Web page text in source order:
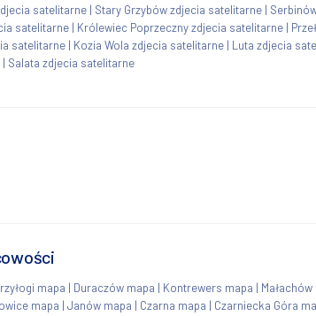
satelitarne | Stary Grzybów zdjecia satelitarne |
satelitarne | Królewiec Poprzeczny zdjecia satelitarne |
satelitarne | Kozia Wola zdjecia satelitarne | Luta zdjecia
| Salata zdjecia satelitarne
mapa | Duraczów mapa | Kontrewers mapa | Małachów
mapa | Janów mapa | Czarna mapa | Czarniecka Góra